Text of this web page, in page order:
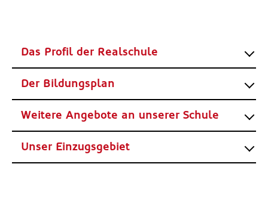
Das Profil der Realschule
Der Bildungsplan
Weitere Angebote an unserer Schule
Unser Einzugsgebiet